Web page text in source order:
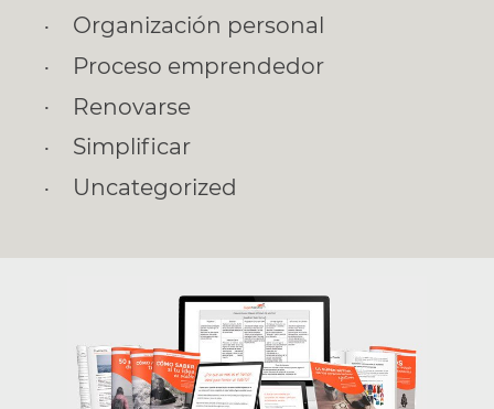
Organización personal
Proceso emprendedor
Renovarse
Simplificar
Uncategorized